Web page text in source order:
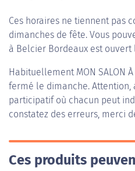
Ces horaires ne tiennent pas
dimanches de fête. Vous
à Belcier Bordeaux est
Habituellement MON SALON À
fermé le dimanche. Attention,
participatif où chacun peut
constatez des erreurs, merci
Ces produits